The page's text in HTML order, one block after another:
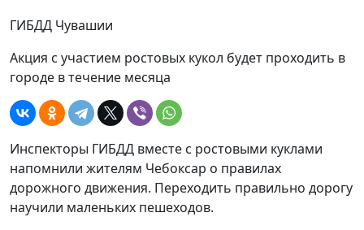
ГИБДД Чувашии
Акция с участием ростовых кукол будет проходить в
городе в течение месяца
Инспекторы ГИБДД вместе с ростовыми куклами
напомнили жителям Чебоксар о правилах
дорожного движения. Переходить правильно дорогу
научили маленьких пешеходов.